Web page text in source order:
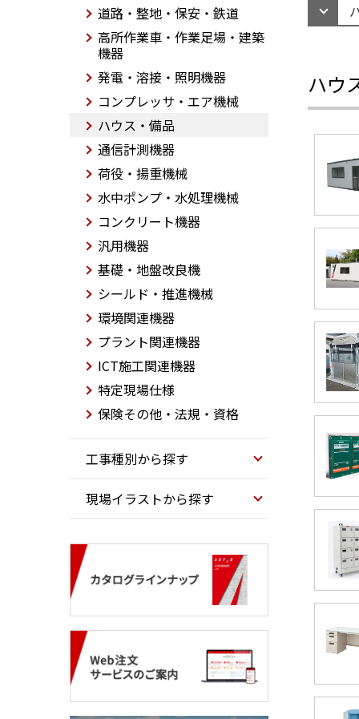
ハウ
道路・整地・保安・鉄道
高所作業車・作業足場・建築
機器
発電・溶接・照明機器
コンプレッサ・エア機械
ハウス・備品
通信計測機器
荷役・揚重機械
水中ポンプ・水処理機械
コンクリート機器
汎用機器
基礎・地盤改良機
シールド・推進機械
環境関連機器
プラント関連機器
ICT施工関連機器
特定現場仕様
保険その他・法規・資格
工事種別から探す
現場イラストから探す